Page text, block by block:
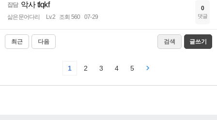
잡담 악사 tlqkf
삶은문어다리 Lv.2 조회 560 07-29
0
댓글
최근 다음 검색 글쓰기
1 2 3 4 5